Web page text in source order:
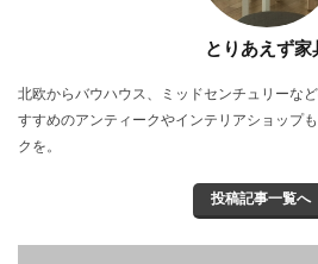
とりあえず家
北欧からバウハウス、ミッドセンチュリーな
すすめのアンティークやインテリアショップ
クを。
投稿記事一覧へ